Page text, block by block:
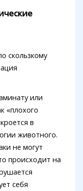
или
«плохого
в
животного.
не могут
происходит на
себя